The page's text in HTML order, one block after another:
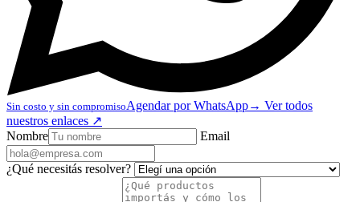
Sin costo y sin compromisoAgendar por WhatsApp→ Ver todos
nuestros enlaces ↗
Nombre
Email
¿Qué necesitás resolver?